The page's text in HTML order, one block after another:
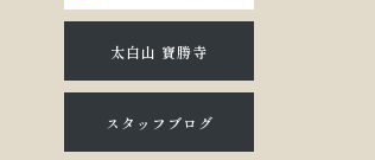
太白山 寶勝寺
スタッフブログ